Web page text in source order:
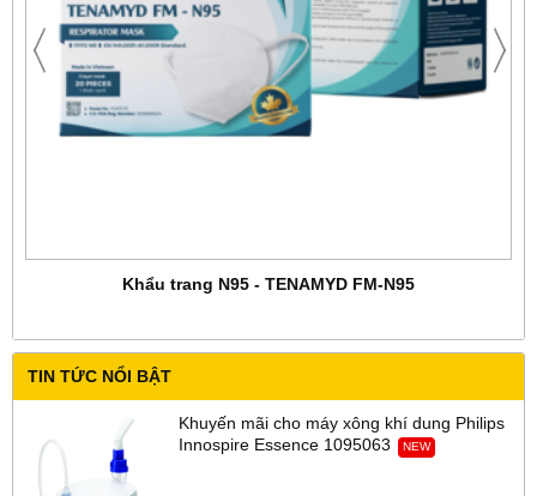
Khẩu trang N95 - TENAMYD FM-N95
TIN TỨC NỔI BẬT
Khuyến mãi cho máy xông khí dung Philips
Innospire Essence 1095063
NEW